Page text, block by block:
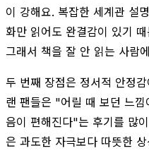
이 강해요. 복잡한 세계관 설
화만 읽어도 완결감이 있기
그래서 책을 잘 안 읽는 사람
두 번째 장점은 정서적 안정
랜 팬들은 "어릴 때 보던 느
음이 편해진다"는 후기를 많
은 과도한 자극보다 따뜻한